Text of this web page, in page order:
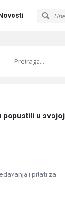
Novosti
popustili u svojoj
i pitati za